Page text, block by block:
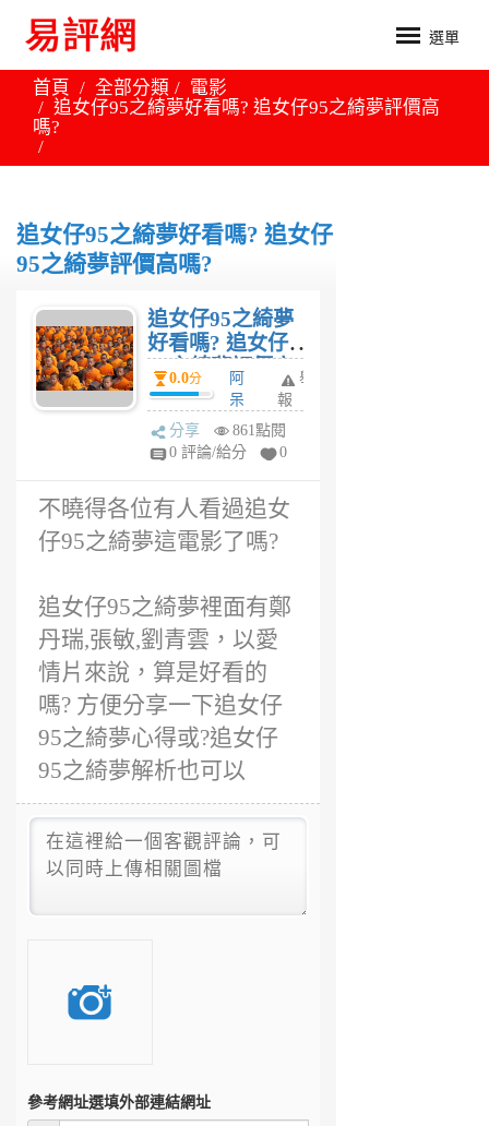
選單
首頁 全部分類
電影
追女仔95之綺夢好看嗎? 追女仔95之綺夢評價高
嗎?
追女仔95之綺夢好看嗎? 追女仔
95之綺夢評價高嗎?
追女仔95之綺夢
好看嗎? 追女仔
95之綺夢評價高
嗎?
0.0分
阿
呆
6
年
舉
報
分享
861點閱
0 評論/給分
0
不曉得各位有人看過追女
仔95之綺夢這電影了嗎?
追女仔95之綺夢裡面有鄭
丹瑞,張敏,劉青雲，以愛
情片來說，算是好看的
嗎? 方便分享一下追女仔
95之綺夢心得或?追女仔
95之綺夢解析也可以
參考網址選填外部連結網址